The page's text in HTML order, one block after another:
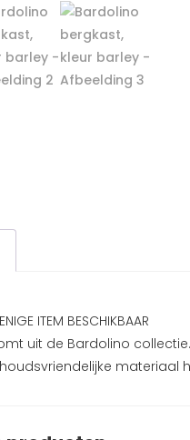
ITEM BESCHIKBAAR
uit de Bardolino